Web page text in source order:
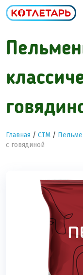
Главная / СТМ /
с говядиной